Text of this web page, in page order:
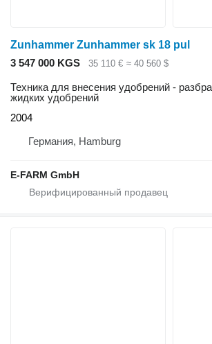
Zunhammer Zunhammer sk 18 pul
3 547 000 KGS
35 110 € ≈ 40 560 $
Техника для внесения удобрений -
жидких удобрений
2004
Германия, Hamburg
E-FARM GmbH